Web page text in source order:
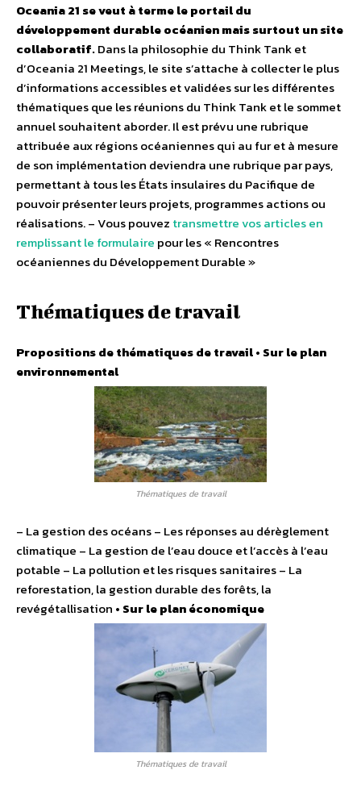
Oceania 21 se veut à terme le portail du
développement durable océanien mais surtout un site
collaboratif.Dans la philosophie du Think Tank et
d’Oceania 21 Meetings, le site s’attache à collecter le plus
d’informations accessibles et validées sur les différentes
thématiques que les réunions du Think Tank et le sommet
annuel souhaitent aborder. Il est prévu une rubrique
attribuée aux régions océaniennes qui au fur et à mesure
de son implémentation deviendra une rubrique par pays,
permettant à tous les États insulaires du Pacifique de
pouvoir présenter leurs projets, programmes actions ou
réalisations. – Vous pouvez transmettre vos articles en
remplissant le formulaire pour les « Rencontres
océaniennes du Développement Durable »
Thématiques de travail
Propositions de thématiques de travail• Sur le plan
environnemental
Thématiques de travail
– La gestion des océans – Les réponses au dérèglement
climatique – La gestion de l’eau douce et l’accès à l’eau
potable – La pollution et les risques sanitaires – La
reforestation, la gestion durable des forêts, la
revégétallisation • Sur le plan économique
Thématiques de travail